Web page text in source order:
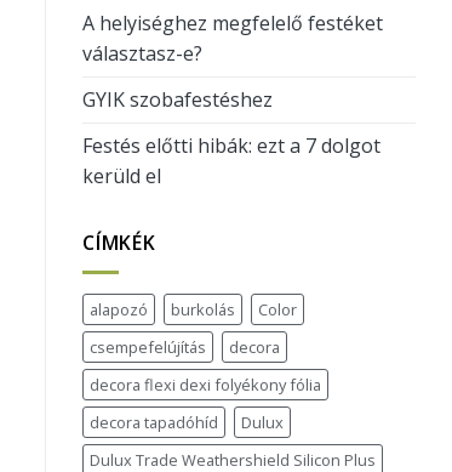
A helyiséghez megfelelő festéket
választasz-e?
GYIK szobafestéshez
Festés előtti hibák: ezt a 7 dolgot
kerüld el
CÍMKÉK
alapozó burkolás
Color
csempefelújítás
decora
decora flexi dexi folyékony fólia
decora tapadóhíd
Dulux
Dulux Trade Weathershield Silicon Plus